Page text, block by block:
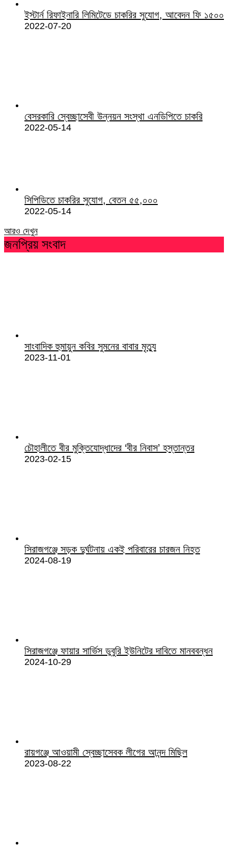
ইস্টার্ন রিফাইনারি লিমিটেডে চাকরির সুযোগ, আবেদন ফি ১৫০০
2022-07-20
বেসরকারি স্বেচ্ছাসেবী উন্নয়ন সংস্থা এনডিপিতে চাকরি
2022-05-14
সিপিডিতে চাকরির সুযোগ, বেতন ৫৫,০০০
2022-05-14
আরও দেখুন
জনপ্রিয় সংবাদ
সাংবাদিক হুমায়ুন কবির সুমনের বাবার মৃত্যু
2023-11-01
চৌহালীতে বীর মুক্তিযোদ্ধাদের ‘বীর নিবাস’ হস্তান্তর
2023-02-15
সিরাজগঞ্জে সড়ক দুর্ঘটনায় একই পরিবারের চারজন নিহত
2024-08-19
সিরাজগঞ্জে ফায়ার সার্ভিস ডুবুরি ইউনিটের দাবিতে মানববন্ধন
2024-10-29
রায়গঞ্জে আওয়ামী স্বেচ্ছাসেবক লীগের আনন্দ মিছিল
2023-08-22